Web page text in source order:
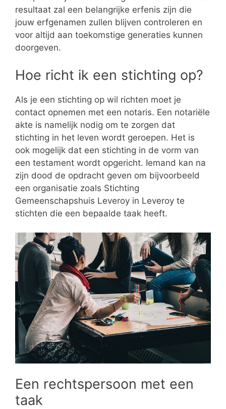
resultaat zal een belangrijke erfenis zijn die
jouw erfgenamen zullen blijven controleren en
voor altijd aan toekomstige generaties kunnen
doorgeven.
Hoe richt ik een stichting op?
Als je een stichting op wil richten moet je
contact opnemen met een notaris. Een notariële
akte is namelijk nodig om te zorgen dat
stichting in het leven wordt geroepen. Het is
ook mogelijk dat een stichting in de vorm van
een testament wordt opgericht. Iemand kan na
zijn dood de opdracht geven om bijvoorbeeld
een organisatie zoals Stichting
Gemeenschapshuis Leveroy in Leveroy te
stichten die een bepaalde taak heeft.
Een rechtspersoon met een
taak